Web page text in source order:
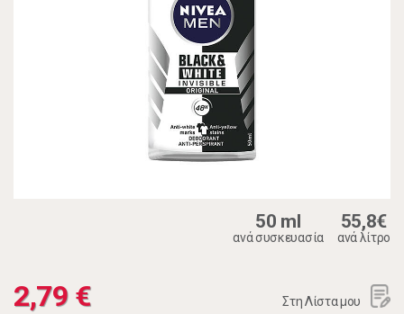
50 ml
ανά συσκευασία
55,8€
ανά λίτρο
2,79 € Στη Λίστα μου